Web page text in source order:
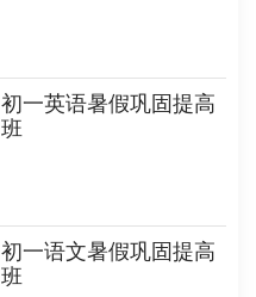
初一英语暑假巩固提高
班
初一语文暑假巩固提高
班